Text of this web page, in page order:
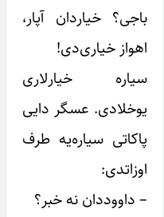
باجی؟ خیاردان آپار،
اهواز خیاری‌دی!
سیاره خیارلاری
یوخلادی. عسگر دایی
پاکاتی سیاره‌یه طرف
اوزاتدی:
– داووددان نه خبر؟